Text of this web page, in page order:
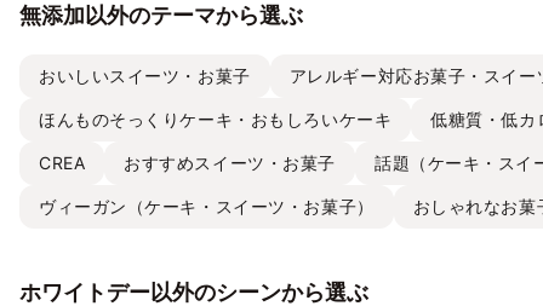
無添加以外のテーマから選ぶ
おいしいスイーツ・お菓子 アレルギー対応お菓子・スイー
ほんものそっくりケーキ・おもしろいケーキ 低糖質・低カ
CREA おすすめスイーツ・お菓子 話題（ケーキ・スイ
ヴィーガン（ケーキ・スイーツ・お菓子） おしゃれなお菓
ホワイトデー以外のシーンから選ぶ